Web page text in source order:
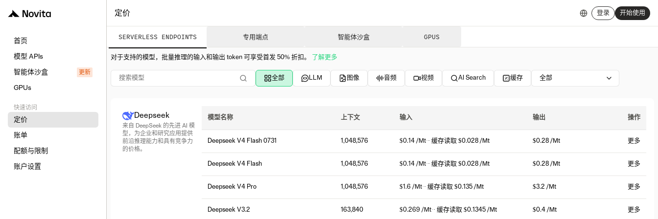
首页
模型 APIs
智能体沙盒 更新
GPUs
快速访问
定价
账单
配额与限制
账户设置
定价 登录 开始使用
SERVERLESS ENDPOINTS 专用端点 智能体沙盒 GPUS
对于支持的模型，批量推理的输入和输出 token 可享受首发 50% 折扣。 了解更多
全部 LLM 图像 音频 视频 AI Search 缓存 全部
Deepseek
来自 DeepSeek 的先进 AI 模
型，为企业和研究应用提供
前沿推理能力和具有竞争力
的价格。
模型名称 上下文 输入 输出 操作
Deepseek V4 Flash 0731 1,048,576 $0.14 /Mt·· 缓存读取 $0.028 /Mt $0.28 /Mt 更多
Deepseek V4 Flash 1,048,576 $0.14 /Mt·· 缓存读取 $0.028 /Mt $0.28 /Mt 更多
Deepseek V4 Pro 1,048,576 $1.6 /Mt·· 缓存读取 $0.135 /Mt $3.2 /Mt 更多
Deepseek V3.2 163,840 $0.269 /Mt·· 缓存读取 $0.1345 /Mt $0.4 /Mt 更多